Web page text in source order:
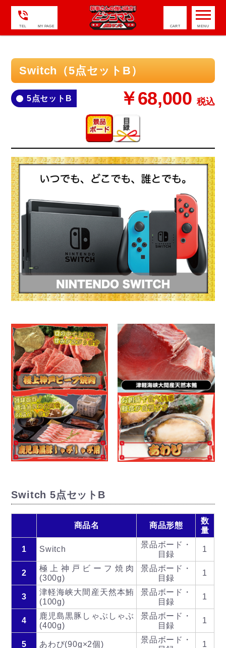
TEL MY PAGE CART
Switch（5点セットB）
5点セットB ￥68,000 税込
Switch 5点セットB
商品名 商品形態
数
量
1 Switch
景品ボード・
目録
1
2
極上神戸ビーフ焼肉
(300g)
景品ボード・
目録
1
3
津軽海峡大間産天然本鮪
(100g)
景品ボード・
目録
1
4
鹿児島黒豚しゃぶしゃぶ
(400g)
景品ボード・
目録
1
5 あわび(90g×2個)
景品ボード・
1